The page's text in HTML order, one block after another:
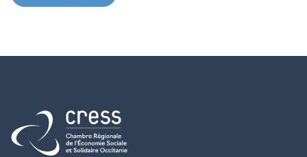
Retour à l'accueil